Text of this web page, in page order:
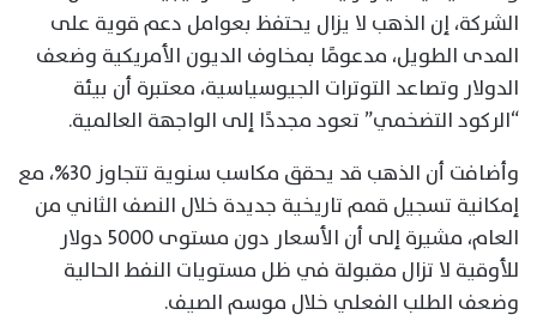
الشركة، إن الذهب لا يزال يحتفظ بعوامل دعم قوية على
المدى الطويل، مدعومًا بمخاوف الديون الأمريكية وضعف
الدولار وتصاعد التوترات الجيوسياسية، معتبرة أن بيئة
“الركود التضخمي” تعود مجددًا إلى الواجهة العالمية.
وأضافت أن الذهب قد يحقق مكاسب سنوية تتجاوز 30%، مع
إمكانية تسجيل قمم تاريخية جديدة خلال النصف الثاني من
العام، مشيرة إلى أن الأسعار دون مستوى 5000 دولار
للأوقية لا تزال مقبولة في ظل مستويات النفط الحالية
وضعف الطلب الفعلي خلال موسم الصيف.